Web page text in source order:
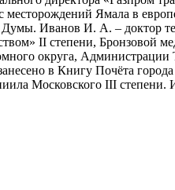
Ямала в
Иванов И. А. – доктор
II степени,
округа,
в Книгу Почёта
Московского III